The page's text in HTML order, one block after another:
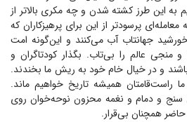
به این طرز کشته شدن و چه مکری بالاتر از
پرسودتر از این برای پرهیزکاران که
جهانتاب آب می‌کنند و این‌گونه امت
و منجی عالم را بی‌تاب. بگذار کودتاگران و
و در خیال خام خود به ریش ما بخندند.
راست‌قامتان همیشه تاریخ خواهیم ماند.
و دمام و نغمه محزون نوحه‌خوان روی
همچنان بی‌قرار.